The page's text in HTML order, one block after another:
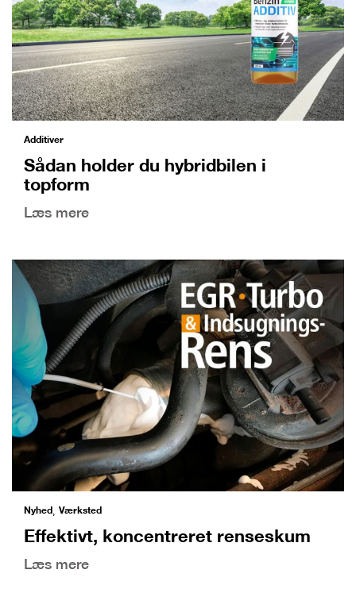
Additiver
Sådan holder du hybridbilen i
topform
Læs mere
Nyhed, Værksted
Effektivt, koncentreret renseskum
Læs mere